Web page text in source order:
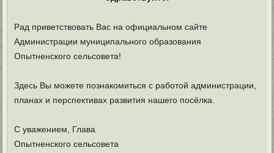
Рад приветствовать Вас на официальном сайте
Администрации муниципального образования
Опытненского сельсовета!
Здесь Вы можете познакомиться с работой администрации,
планах и перспективах развития нашего посёлка.
С уважением, Глава
Опытненского сельсовета